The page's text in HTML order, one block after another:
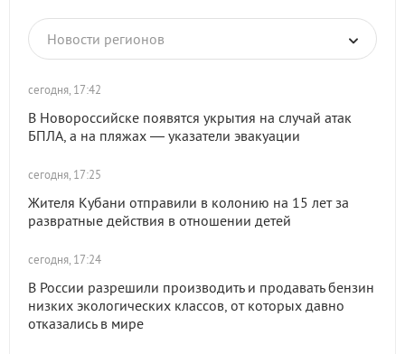
Новости регионов
сегодня, 17:42
В Новороссийске появятся укрытия на случай атак
БПЛА, а на пляжах — указатели эвакуации
сегодня, 17:25
Жителя Кубани отправили в колонию на 15 лет за
развратные действия в отношении детей
сегодня, 17:24
В России разрешили производить и продавать бензин
низких экологических классов, от которых давно
отказались в мире